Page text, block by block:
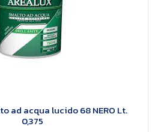
ad acqua lucido 68 NERO Lt.
0,375